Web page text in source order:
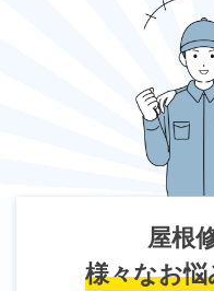
屋根
様々なお